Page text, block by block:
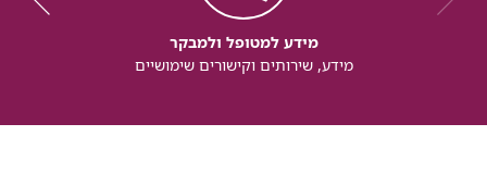
מידע למטופל ולמבקר
מידע, שירותים וקישורים שימושיים